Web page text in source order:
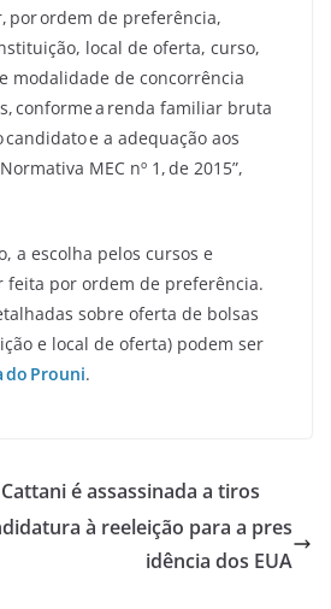
por ordem de preferência,
local de oferta, curso,
modalidade de concorrência
conforme a renda familiar bruta
e a adequação aos
MEC nº 1, de 2015”,
a escolha pelos cursos e
feita por ordem de preferência.
sobre oferta de bolsas
e local de oferta) podem ser
do Prouni.
é assassinada a tiros
à reeleição para a pres
idência dos EUA